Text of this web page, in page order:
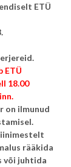
ETÜ
ETÜ
18.00
on ilmunud
rääkida
või juhtida